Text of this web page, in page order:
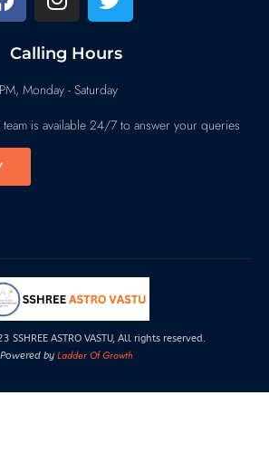
Calling Hours
Monday - Saturday
is available 24/7 to answer your queries
ASTRO VASTU, All rights reserved.
Powered by Ladder Of Growth